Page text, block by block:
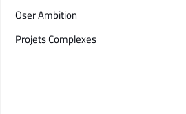
Oser Ambition
Projets Complexes